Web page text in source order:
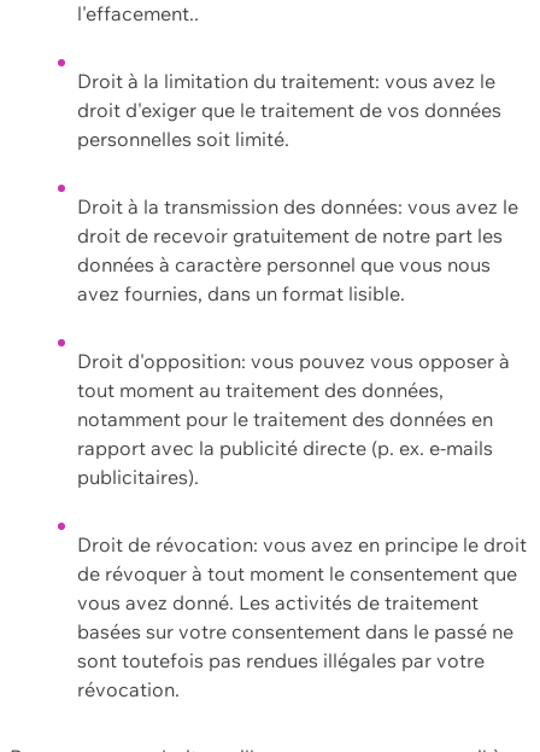
l'effacement..
Droit à la limitation du traitement: vous avez le
droit d'exiger que le traitement de vos données
personnelles soit limité.
Droit à la transmission des données: vous avez le
droit de recevoir gratuitement de notre part les
données à caractère personnel que vous nous
avez fournies, dans un format lisible.
Droit d'opposition: vous pouvez vous opposer à
tout moment au traitement des données,
notamment pour le traitement des données en
rapport avec la publicité directe (p. ex. e-mails
publicitaires).
Droit de révocation: vous avez en principe le droit
de révoquer à tout moment le consentement que
vous avez donné. Les activités de traitement
basées sur votre consentement dans le passé ne
sont toutefois pas rendues illégales par votre
révocation.